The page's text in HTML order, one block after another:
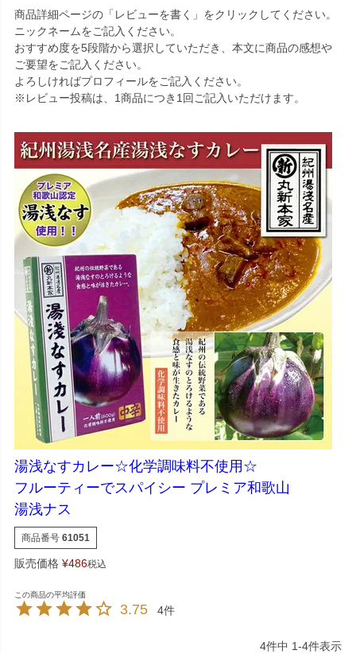
商品詳細ページの「レビューを書く」をクリックしてください。
ニックネームをご記入ください。
おすすめ度を5段階から選択していただき、本文に商品の感想や
ご要望をご記入ください。
よろしければプロフィールをご記入ください。
※レビュー投稿は、1商品につき1回ご記入いただけます。
湯浅なすカレー☆化学調味料不使用☆
フルーティーでスパイシー プレミア和歌山
湯浅ナス
商品番号 61051
販売価格 ¥486税込
3.75 4
4件中 1-4件表示